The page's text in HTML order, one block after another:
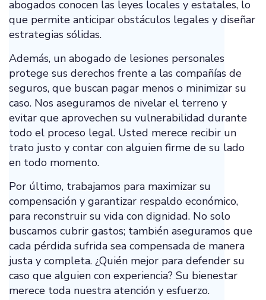
abogados conocen las leyes locales y estatales, lo
que permite anticipar obstáculos legales y diseñar
estrategias sólidas.
Además, un abogado de lesiones personales
protege sus derechos frente a las compañías de
seguros, que buscan pagar menos o minimizar su
caso. Nos aseguramos de nivelar el terreno y
evitar que aprovechen su vulnerabilidad durante
todo el proceso legal. Usted merece recibir un
trato justo y contar con alguien firme de su lado
en todo momento.
Por último, trabajamos para maximizar su
compensación y garantizar respaldo económico,
para reconstruir su vida con dignidad. No solo
buscamos cubrir gastos; también aseguramos que
cada pérdida sufrida sea compensada de manera
justa y completa. ¿Quién mejor para defender su
caso que alguien con experiencia? Su bienestar
merece toda nuestra atención y esfuerzo.